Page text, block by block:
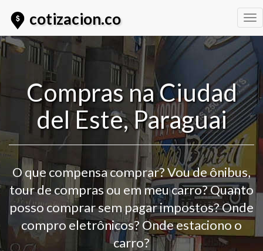
cotizacion.co
Compras na Ciudad
del Este, Paraguai
O que compensa comprar? Vou de ônibus,
tour de compras ou em meu carro? Quanto
posso comprar sem pagar impostos? Onde
compro eletrônicos? Onde estaciono o
carro?